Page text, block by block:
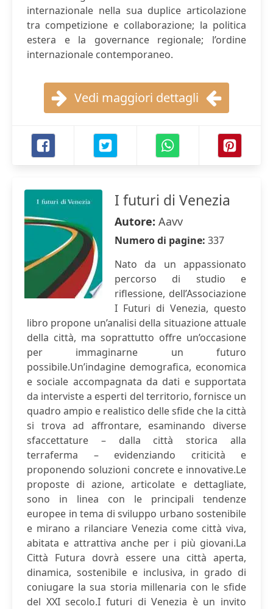
internazionale nella sua duplice articolazione
tra competizione e collaborazione; la politica
estera e la governance regionale; l’ordine
internazionale contemporaneo.
Vedi maggiori dettagli
I futuri di Venezia
Autore: Aavv
Numero di pagine: 337
Nato da un appassionato
percorso di studio e
riflessione, dell’Associazione
I Futuri di Venezia, questo
libro propone un’analisi della situazione attuale
della città, ma soprattutto offre un’occasione
per immaginarne un futuro
possibile.Un’indagine demografica, economica
e sociale accompagnata da dati e supportata
da interviste a esperti del territorio, fornisce un
quadro ampio e realistico delle sfide che la città
si trova ad affrontare, esaminando diverse
sfaccettature – dalla città storica alla
terraferma – evidenziando criticità e
proponendo soluzioni concrete e innovative.Le
proposte di azione, articolate e dettagliate,
sono in linea con le principali tendenze
europee in tema di sviluppo urbano sostenibile
e mirano a rilanciare Venezia come città viva,
abitata e attrattiva anche per i più giovani.La
Città Futura dovrà essere una città aperta,
dinamica, sostenibile e inclusiva, in grado di
coniugare la sua storia millenaria con le sfide
del XXI secolo.I futuri di Venezia è un invito